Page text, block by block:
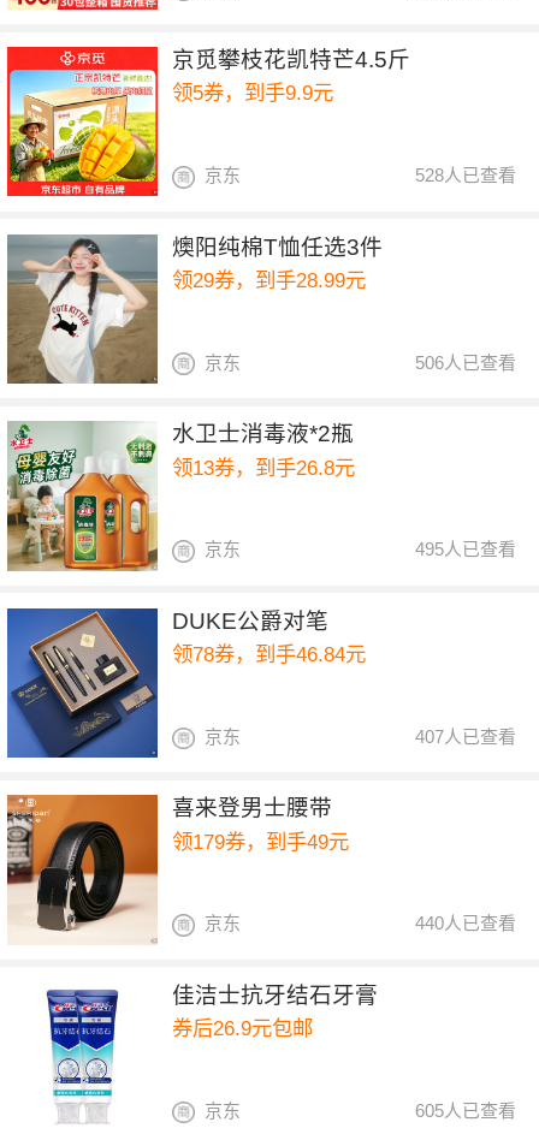
京觅攀枝花凯特芒4.5斤
领5券，到手9.9元
528人已查看
京东
燠阳纯棉T恤任选3件
领29券，到手28.99元
506人已查看
京东
水卫士消毒液*2瓶
领13券，到手26.8元
495人已查看
京东
DUKE公爵对笔
领78券，到手46.84元
407人已查看
京东
喜来登男士腰带
领179券，到手49元
440人已查看
京东
佳洁士抗牙结石牙膏
券后26.9元包邮
605人已查看
京东